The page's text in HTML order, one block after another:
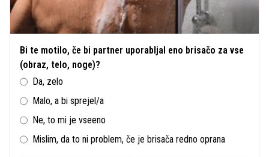
Bi te motilo, če bi partner uporabljal eno brisačo za vse
(obraz, telo, noge)?
Da, zelo
Malo, a bi sprejel/a
Ne, to mi je vseeno
Mislim, da to ni problem, če je brisača redno oprana